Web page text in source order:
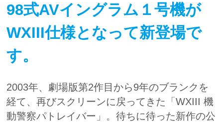
98式AVイングラム１号機が
WXIII仕様となって新登場で
す。
2003年、劇場版第2作目から9年のブランクを
経て、再びスクリーンに戻ってきた「WXIII 機
動警察パトレイバー」。待ちに待った新作の公